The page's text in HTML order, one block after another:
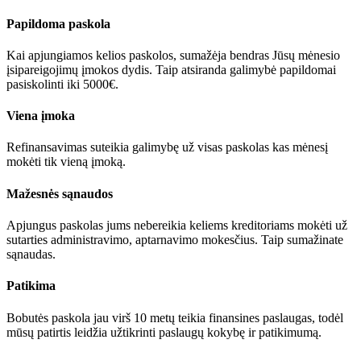
Papildoma paskola
Kai apjungiamos kelios paskolos, sumažėja bendras Jūsų mėnesio
įsipareigojimų įmokos dydis. Taip atsiranda galimybė papildomai
pasiskolinti iki 5000€.
Viena įmoka
Refinansavimas suteikia galimybę už visas paskolas kas mėnesį
mokėti tik vieną įmoką.
Mažesnės sąnaudos
Apjungus paskolas jums nebereikia keliems kreditoriams mokėti už
sutarties administravimo, aptarnavimo mokesčius. Taip sumažinate
sąnaudas.
Patikima
Bobutės paskola jau virš 10 metų teikia finansines paslaugas, todėl
mūsų patirtis leidžia užtikrinti paslaugų kokybę ir patikimumą.